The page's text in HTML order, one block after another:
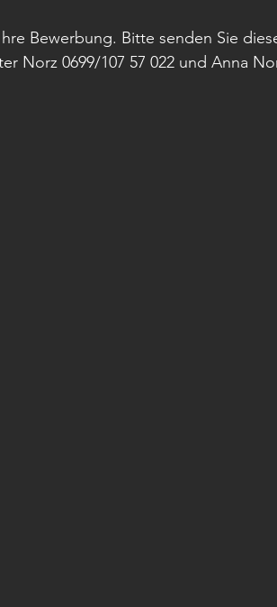
Bewerbung. Bitte senden Sie
Norz 0699/107 57 022 und Anna